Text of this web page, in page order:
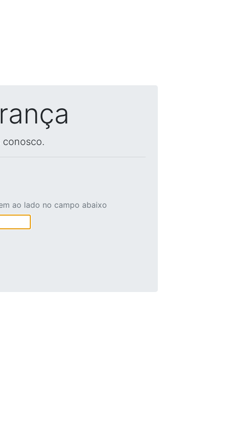
ao lado no campo abaixo